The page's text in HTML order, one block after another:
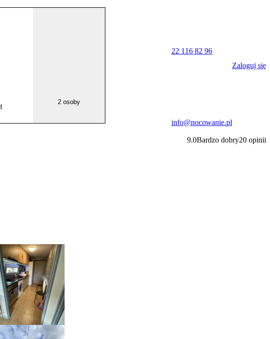
2 osoby
22 116 82 96
info@nocowanie.pl
Zaloguj się
9.0Bardzo dobry20 opinii